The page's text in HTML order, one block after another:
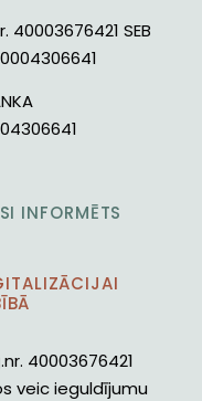
40003676421 SEB
INFORMĒTS
40003676421
veic ieguldījumu